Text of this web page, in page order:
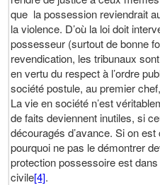
que la possession reviendrait
la violence. D’où la loi doit
possesseur (surtout de bonne
revendication, les tribunaux
en vertu du respect à l’ordre
société postule, au premier
La vie en société n’est
de faits deviennent inutiles, si
découragés d’avance. Si on
pourquoi ne pas le démontrer
protection possessoire est
civile[4].